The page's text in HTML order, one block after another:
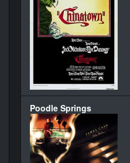
Poodle Springs